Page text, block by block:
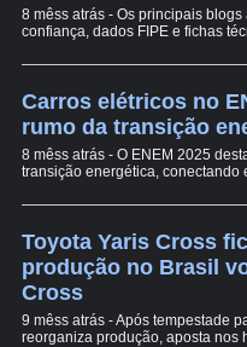
8 mêss atrás - Os principais
confiança, dados FIPE e fichas
Carros elétricos no
rumo da transição
8 mêss atrás - O ENEM 2025
transição energética, conectando
Toyota Yaris Cross
produção no Brasil
Cross
9 mêss atrás - Após tempestade
reorganiza produção, aposta nos